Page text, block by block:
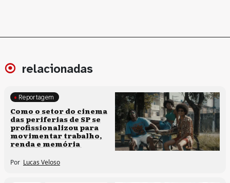
relacionadas
Políticas culturais
Reportagem
Como o setor do cinema
das periferias de SP se
profissionalizou para
movimentar trabalho,
renda e memória
Por Lucas Veloso